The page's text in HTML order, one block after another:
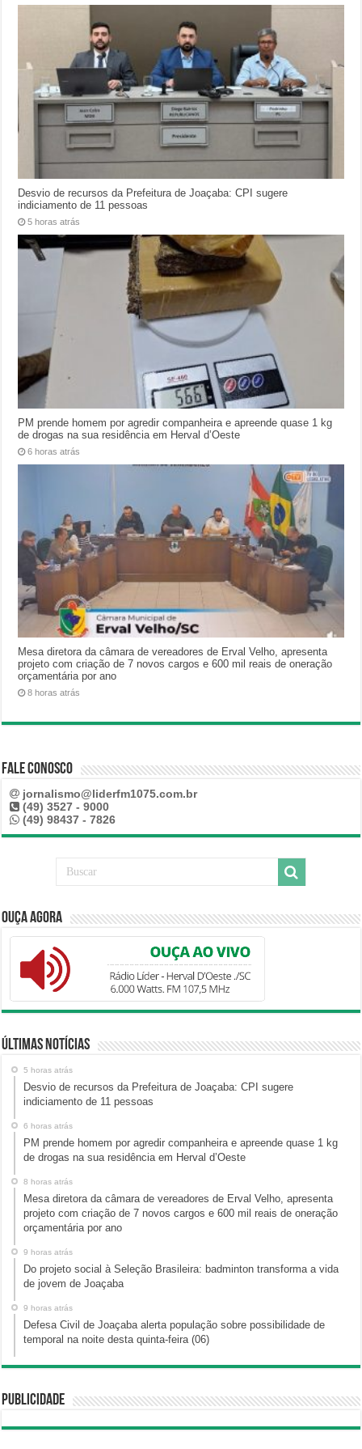
Desvio de recursos da Prefeitura de Joaçaba: CPI sugere
indiciamento de 11 pessoas
5 horas atrás
PM prende homem por agredir companheira e apreende quase 1 kg
de drogas na sua residência em Herval d’Oeste
6 horas atrás
Mesa diretora da câmara de vereadores de Erval Velho, apresenta
projeto com criação de 7 novos cargos e 600 mil reais de oneração
orçamentária por ano
8 horas atrás
Fale Conosco
jornalismo@liderfm1075.com.br
(49) 3527 - 9000
(49) 98437 - 7826
Ouça Agora
Últimas Notícias
5 horas atrás
Desvio de recursos da Prefeitura de Joaçaba: CPI sugere
indiciamento de 11 pessoas
6 horas atrás
PM prende homem por agredir companheira e apreende quase 1 kg
de drogas na sua residência em Herval d’Oeste
8 horas atrás
Mesa diretora da câmara de vereadores de Erval Velho, apresenta
projeto com criação de 7 novos cargos e 600 mil reais de oneração
orçamentária por ano
9 horas atrás
Do projeto social à Seleção Brasileira: badminton transforma a vida
de jovem de Joaçaba
9 horas atrás
Defesa Civil de Joaçaba alerta população sobre possibilidade de
temporal na noite desta quinta-feira (06)
Publicidade